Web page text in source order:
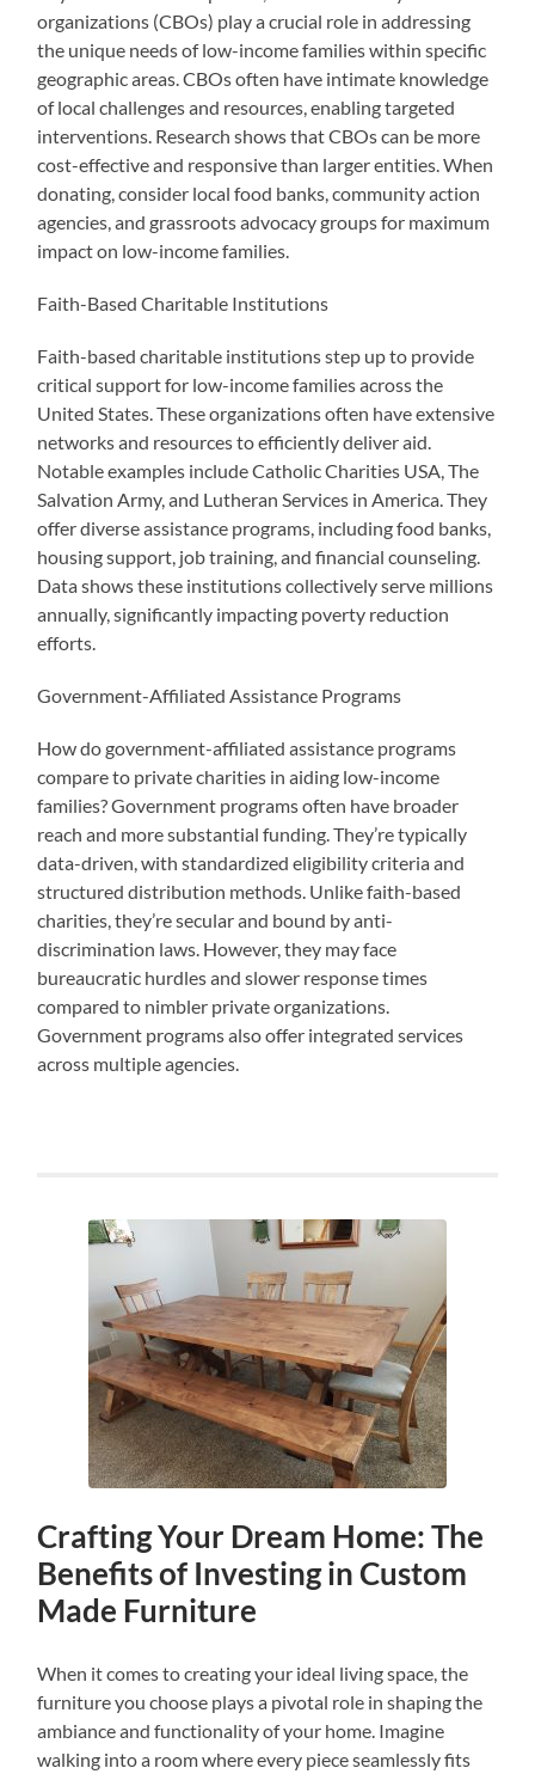
organizations (CBOs) play a crucial role in addressing
the unique needs of low-income families within specific
geographic areas. CBOs often have intimate knowledge
of local challenges and resources, enabling targeted
interventions. Research shows that CBOs can be more
cost-effective and responsive than larger entities. When
donating, consider local food banks, community action
agencies, and grassroots advocacy groups for maximum
impact on low-income families.
Faith-Based Charitable Institutions
Faith-based charitable institutions step up to provide
critical support for low-income families across the
United States. These organizations often have extensive
networks and resources to efficiently deliver aid.
Notable examples include Catholic Charities USA, The
Salvation Army, and Lutheran Services in America. They
offer diverse assistance programs, including food banks,
housing support, job training, and financial counseling.
Data shows these institutions collectively serve millions
annually, significantly impacting poverty reduction
efforts.
Government-Affiliated Assistance Programs
How do government-affiliated assistance programs
compare to private charities in aiding low-income
families? Government programs often have broader
reach and more substantial funding. They’re typically
data-driven, with standardized eligibility criteria and
structured distribution methods. Unlike faith-based
charities, they’re secular and bound by anti-
discrimination laws. However, they may face
bureaucratic hurdles and slower response times
compared to nimbler private organizations.
Government programs also offer integrated services
across multiple agencies.
Crafting Your Dream Home: The
Benefits of Investing in Custom
Made Furniture
When it comes to creating your ideal living space, the
furniture you choose plays a pivotal role in shaping the
ambiance and functionality of your home. Imagine
walking into a room where every piece seamlessly fits